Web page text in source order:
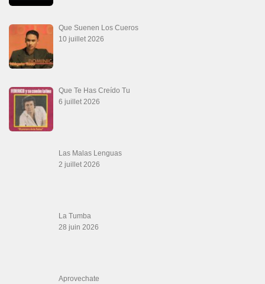
Que Suenen Los Cueros
10 juillet 2026
Que Te Has Creído Tu
6 juillet 2026
Las Malas Lenguas
2 juillet 2026
La Tumba
28 juin 2026
Aprovechate